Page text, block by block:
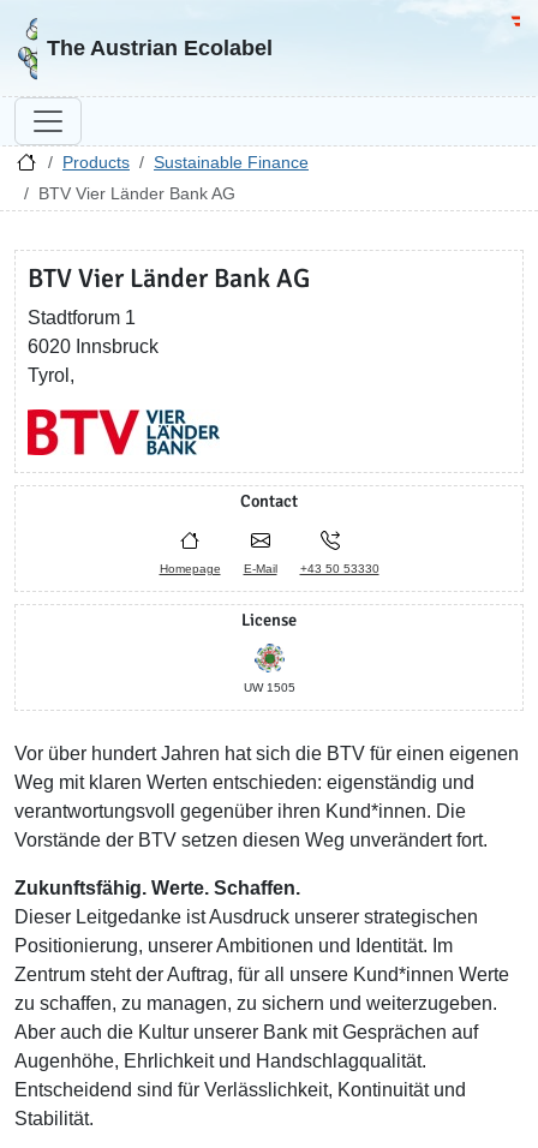
Go to homepage
The Austrian Ecolabel
Products
Sustainable Finance
BTV Vier Länder Bank AG
BTV Vier Länder Bank AG
Stadtforum 1
6020 Innsbruck
Tyrol,
Contact
Homepage E-Mail +43 50 53330
License
UW 1505
Vor über hundert Jahren hat sich die BTV für einen eigenen
Weg mit klaren Werten entschieden: eigenständig und
verantwortungsvoll gegenüber ihren Kund*innen. Die
Vorstände der BTV setzen diesen Weg unverändert fort.
Zukunftsfähig. Werte. Schaffen.
Dieser Leitgedanke ist Ausdruck unserer strategischen
Positionierung, unserer Ambitionen und Identität. Im
Zentrum steht der Auftrag, für all unsere Kund*innen Werte
zu schaffen, zu managen, zu sichern und weiterzugeben.
Aber auch die Kultur unserer Bank mit Gesprächen auf
Augenhöhe, Ehrlichkeit und Handschlagqualität.
Entscheidend sind für Verlässlichkeit, Kontinuität und
Stabilität.